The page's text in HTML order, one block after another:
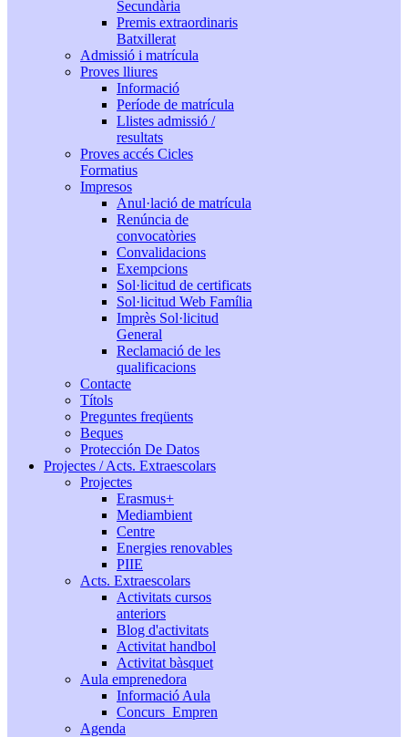
Secundària
Premis extraordinaris
Batxillerat
Admissió i matrícula
Proves lliures
Informació
Període de matrícula
Llistes admissió /
resultats
Proves accés Cicles
Formatius
Impresos
Anul·lació de matrícula
Renúncia de
convocatòries
Convalidacions
Exempcions
Sol·licitud de certificats
Sol·licitud Web Família
Imprès Sol·licitud
General
Reclamació de les
qualificacions
Contacte
Títols
Preguntes freqüents
Beques
Protección De Datos
Projectes / Acts. Extraescolars
Projectes
Erasmus+
Mediambient
Centre
Energies renovables
PIIE
Acts. Extraescolars
Activitats cursos
anteriors
Blog d'activitats
Activitat handbol
Activitat bàsquet
Aula emprenedora
Informació Aula
Concurs_Empren
Agenda